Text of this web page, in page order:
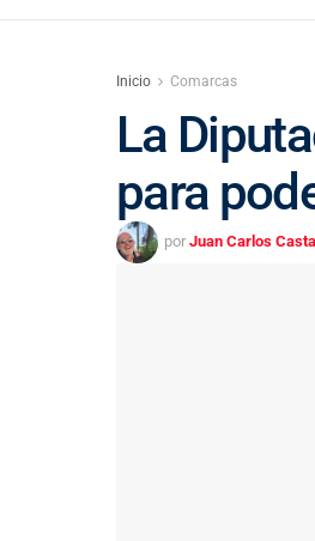
Inicio Comarcas
La
para
por Juan Carlos